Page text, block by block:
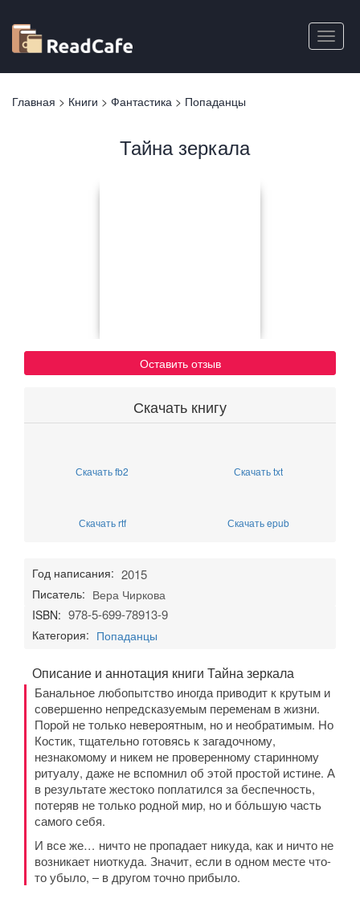
основному
содержанию
Toggle
Вы
Главная > Книги > Фантастика > Попаданцы
Тайна зеркала
Оставить отзыв
Скачать книгу
Скачать fb2 Скачать txt
Скачать rtf Скачать epub
Год написания: 2015
Писатель: Вера Чиркова
ISBN: 978-5-699-78913-9
Категория: Попаданцы
Описание и аннотация книги Тайна зеркала
Банальное любопытство иногда приводит к крутым и
совершенно непредсказуемым переменам в жизни.
Порой не только невероятным, но и необратимым. Но
Костик, тщательно готовясь к загадочному,
незнакомому и никем не проверенному старинному
ритуалу, даже не вспомнил об этой простой истине. А
в результате жестоко поплатился за беспечность,
потеряв не только родной мир, но и бо́льшую часть
самого себя.
И все же… ничто не пропадает никуда, как и ничто не
возникает ниоткуда. Значит, если в одном месте что-
то убыло, – в другом точно прибыло.